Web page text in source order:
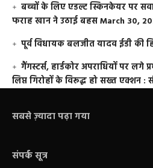
बच्चों के लिए एडल्ट स्किनकेयर पर
फराह खान ने उठाई बहसMarch 30,
पूर्व विधायक बलजीत यादव ईडी की
गैंगस्टर्स, हार्डकोर अपराधियों पर
लिप्त गिरोहों के विरूद्ध हो सख्त एक्शन :
सबसे ज़्यादा पढ़ा गया
संपर्क सूत्र